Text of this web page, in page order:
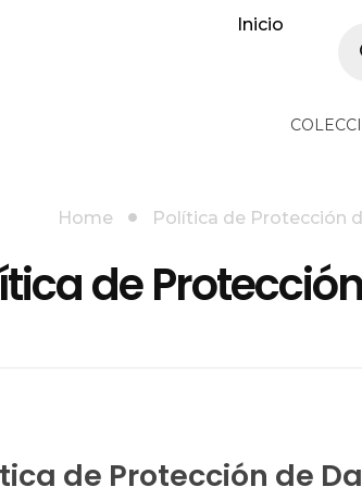
Inicio
Home Política de Protección
de
de Protección de